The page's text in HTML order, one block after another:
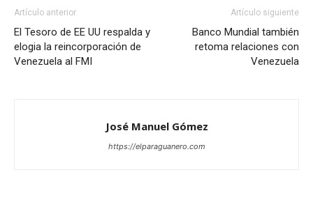
Artículo anterior
El Tesoro de EE UU respalda y
elogia la reincorporación de
Venezuela al FMI
Artículo siguiente
Banco Mundial también
retoma relaciones con
Venezuela
José Manuel Gómez
https://elparaguanero.com